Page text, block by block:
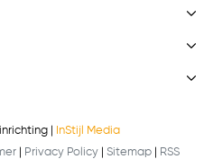
|
InStijl Media
Privacy Policy Sitemap RSS